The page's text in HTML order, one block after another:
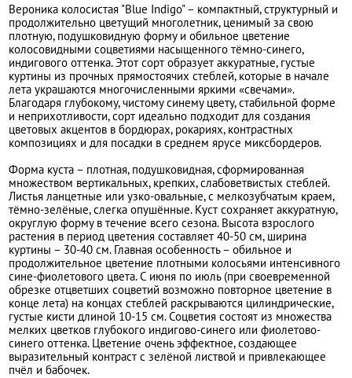
Вероника колосистая "Blue Indigo" – компактный, структурный и
продолжительно цветущий многолетник, ценимый за свою
плотную, подушковидную форму и обильное цветение
колосовидными соцветиями насыщенного тёмно-синего,
индигового оттенка. Этот сорт образует аккуратные, густые
куртины из прочных прямостоячих стеблей, которые в начале
лета украшаются многочисленными яркими «свечами».
Благодаря глубокому, чистому синему цвету, стабильной форме
и неприхотливости, сорт идеально подходит для создания
цветовых акцентов в бордюрах, рокариях, контрастных
композициях и для посадки в среднем ярусе миксбордеров.
Форма куста – плотная, подушковидная, сформированная
множеством вертикальных, крепких, слабоветвистых стеблей.
Листья ланцетные или узко-овальные, с мелкозубчатым краем,
тёмно-зелёные, слегка опушённые. Куст сохраняет аккуратную,
округлую форму в течение всего сезона. Высота взрослого
растения в период цветения составляет 40-50 см, ширина
куртины – 30-40 см. Главная особенность – обильное и
продолжительное цветение плотными колосьями интенсивного
сине-фиолетового цвета. С июня по июль (при своевременной
обрезке отцветших соцветий возможно повторное цветение в
конце лета) на концах стеблей раскрываются цилиндрические,
густые кисти длиной 10-15 см. Соцветия состоят из множества
мелких цветков глубокого индигово-синего или фиолетово-
синего оттенка. Цветение очень эффектное, создающее
выразительный контраст с зелёной листвой и привлекающее
пчёл и бабочек.